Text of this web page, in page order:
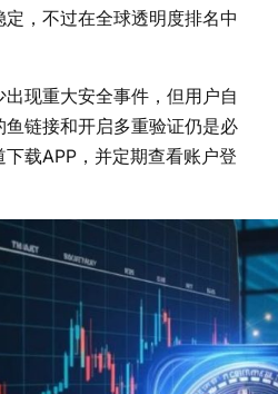
，不过在全球透明度排名中
现重大安全事件，但用户自
链接和开启多重验证仍是必
载APP，并定期查看账户登